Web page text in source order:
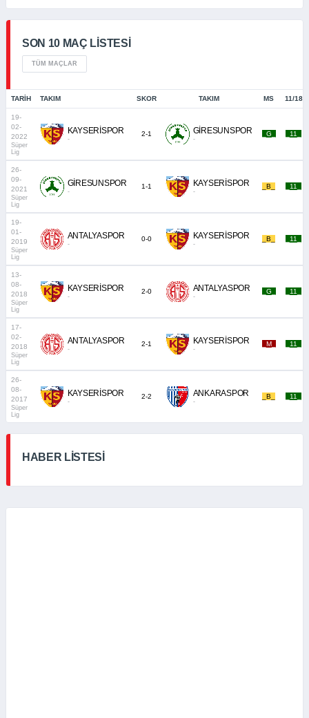
SON 10 MAÇ LISTESI
TÜM MAÇLAR
TARIH TAKIM SKOR TAKIM MS 11/18
19-
02-
2022
Süper
Lig
KAYSERİSPOR
-
2-1 GİRESUNSPOR
-
_G_ _11_
26-
09-
2021
Süper
Lig
GİRESUNSPOR
-
1-1 KAYSERİSPOR
-
_B_ _11_
19-
01-
2019
Süper
Lig
ANTALYASPOR
-
0-0 KAYSERİSPOR
-
_B_ _11_
13-
08-
2018
Süper
Lig
KAYSERİSPOR
-
2-0 ANTALYASPOR
-
_G_ _11_
17-
02-
2018
Süper
Lig
ANTALYASPOR
-
2-1 KAYSERİSPOR
-
_M_ _11_
26-
08-
2017
Süper
Lig
KAYSERİSPOR
-
2-2 ANKARASPOR
-
_B_ _11_
HABER LİSTESİ